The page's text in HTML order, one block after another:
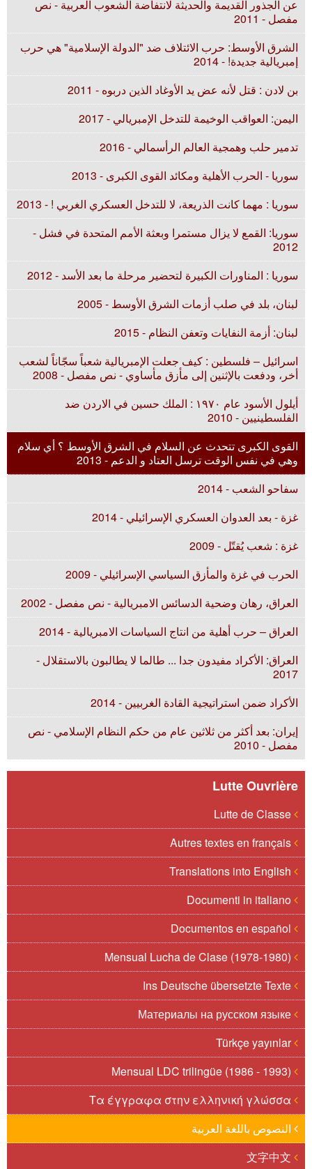
عن الجذور القديمة والحديثة لانتفاضة الشعوب العربية - نص
مفصل - 2011
الشرق الأوسط: حرب الائتلاف ضد "الدولة الإسلامية" هي حرب
إمبريالية جديدة! - 2014
بن لادن : قتل لأنه عض يد الأوغاد الذين دربوه - 2011
اليمن: العواقب الوخيمة للتدخل الإمبريالي - 2017
تدمير حلب وهمجية العالم الرأسمالي - 2016
سوريا - الحرب الأهلية ومكائد القوى الكبرى - 2013
سوريا : مهما كانت الذريعة، لا للتدخل العسكري الغربي ! - 2013
سوريا: القمع لا يزال مستمرا وبعثة الأمم المتحدة في فشل -
2012
سوريا : المناورات الكبيرة لتحضير مرحلة ما بعد الأسد - 2012
لبنان، بلد في صلب أزمات الشرق الأوسط - 2005
لبنان: أزمة النفايات وتعفن النظام - 2015
اسرائيل – فلسطين : كيف جعلت الإمبريالية شعباً سجّاناً لشعب
أخر، ودفعت بالإثنين إلى مأزق مأساوي - نص مفصل - 2008
أيلول الأسود عام ۱٩٧٠ : الملك حسين في الاردن ضد
الفلسطينيين - 2010
القوى الكبرى تتحدث عن السلام في الشرق الأوسط ؟ أي سلام
وهي في نفس الوقت ترسل العتاد و الدعم - 2013
سفاحو الشعب - 2014
غزة - بعد العدوان العسكري الإسرائيلي - 2014
غزة : شعب يُقتّل - 2009
الحرب في غزة والمأزق السياسي الإسرائيلي - 2009
العراق، رهان وضحية الدسائس الامبريالية - نص مفصل - 2002
العراق – حرب أهلية من انتاج السياسات الامبريالية - 2014
العراق: الأكراد مفيدون جدا ... طالما لا يطالبون بالاستقلال -
2017
الأكراد ضمن استراتيجية القادة الغربيين - 2014
إيران: بعد أكثر من ثلاثين عام من حكم النظام الإسلامي - نص
مفصل - 2010
Lutte Ouvrière
Türkçe yayınlar
النصوص باللغة العربية